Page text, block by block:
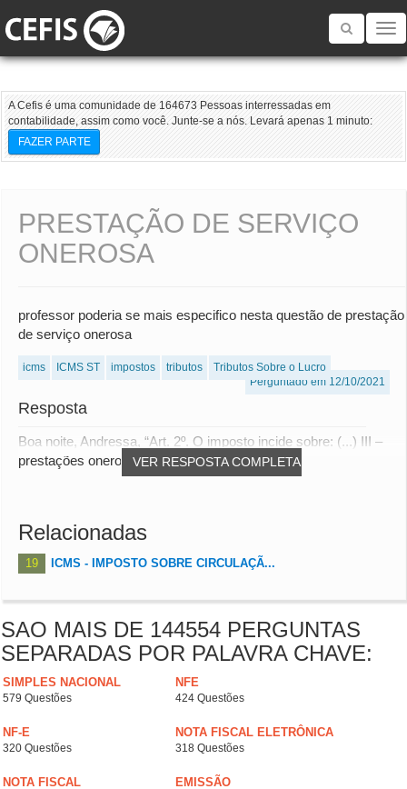
Toggle
A Cefis é uma comunidade de 164673 Pessoas interressadas em
contabilidade, assim como você. Junte-se a nós. Levará apenas 1 minuto:
FAZER PARTE
PRESTAÇÃO DE SERVIÇO
ONEROSA
professor poderia se mais especifico nesta questão de prestação
de serviço onerosa
icms ICMS ST impostos tributos
Tributos Sobre o Lucro
Perguntado em 12/10/2021
Resposta
VER RESPOSTA COMPLETA
Boa noite, Andressa, “Art. 2º. O imposto incide sobre: (...) III –
prestações onerosas de serviços d...
Relacionadas
19 ICMS - IMPOSTO SOBRE CIRCULAÇÃ...
SAO MAIS DE 144554 PERGUNTAS
SEPARADAS POR PALAVRA CHAVE:
SIMPLES NACIONAL
579 Questões
NFE
424 Questões
NF-E
320 Questões
NOTA FISCAL ELETRÔNICA
318 Questões
NOTA FISCAL EMISSÃO